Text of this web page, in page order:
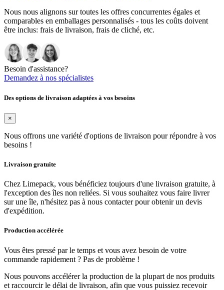
Nous nous alignons sur toutes les offres concurrentes égales et
comparables en emballages personnalisés - tous les coûts doivent
être inclus: frais de livraison, frais de cliché, etc.
Besoin d'assistance?
Demandez à nos spécialistes
Des options de livraison adaptées à vos besoins
×
Nous offrons une variété d'options de livraison pour répondre à vos
besoins !
Livraison gratuite
Chez Limepack, vous bénéficiez toujours d'une livraison gratuite, à
l'exception des îles non reliées. Si vous souhaitez vous faire livrer
sur une île, n'hésitez pas à nous contacter pour obtenir un devis
d'expédition.
Production accélérée
Vous êtes pressé par le temps et vous avez besoin de votre
commande rapidement ? Pas de problème !
Nous pouvons accélérer la production de la plupart de nos produits
et raccourcir le délai de livraison, afin que vous puissiez recevoir